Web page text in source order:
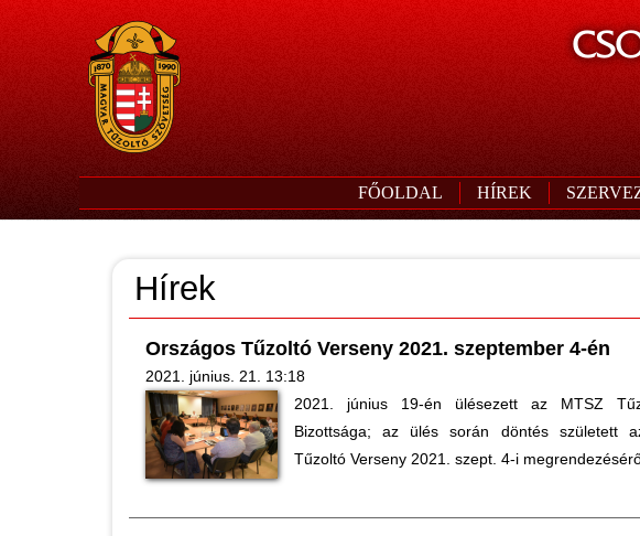
FŐOLDAL HÍREK
Hírek
Országos Tűzoltó Verseny 2021. szeptember 4-én
2021. június. 21. 13:18
2021. június 19-én ülésezett az MTSZ
Bizottsága; az ülés során döntés született
Tűzoltó Verseny 2021. szept. 4-i